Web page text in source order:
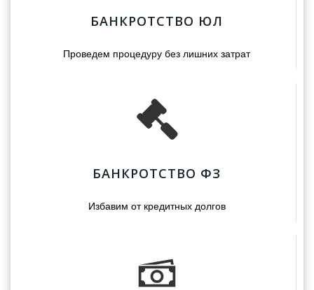
БАНКРОТСТВО ЮЛ
Проведем процедуру без лишних затрат
БАНКРОТСТВО ФЗ
Избавим от кредитных долгов